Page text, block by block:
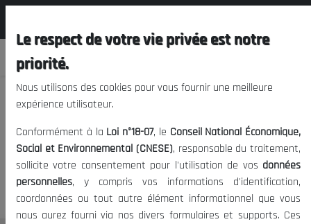
Nous vous prions de nous
excuser, mais l'accès à ce
contenu est restreint.
Le respect de votre vie privée est notre
priorité.
Nous utilisons des cookies pour vous fournir une meilleure
expérience utilisateur.
Conformément à la Loi n°18-07, le Conseil National Économique,
Social et Environnemental (CNESE), responsable du traitement,
sollicite votre consentement pour l'utilisation de vos données
personnelles, y compris vos informations d'identification,
coordonnées ou tout autre élément informationnel que vous
nous aurez fourni via nos divers formulaires et supports. Ces